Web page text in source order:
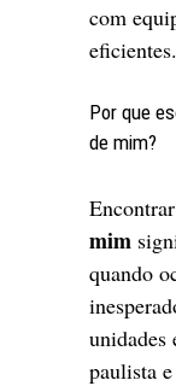
com
eficientes.
Por que
de mim?
mim
quando
unidades
paulista